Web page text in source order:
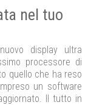
nel tuo
display ultra
processore di
quello che ha reso
un software
Il tutto in